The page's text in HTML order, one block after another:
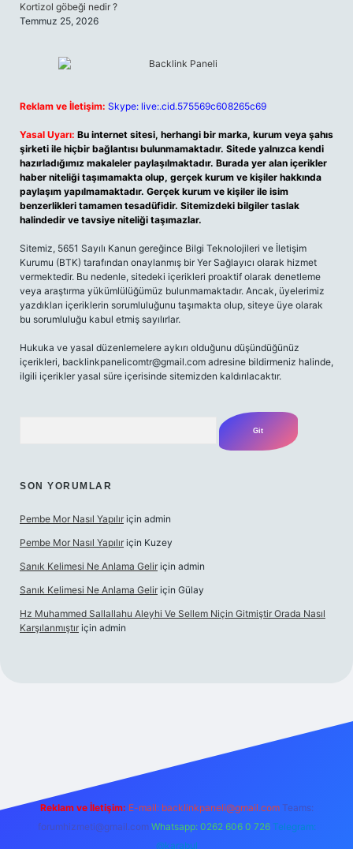
Kortizol göbeği nedir ?
Temmuz 25, 2026
Reklam ve İletişim: Skype: live:.cid.575569c608265c69
Yasal Uyarı: Bu internet sitesi, herhangi bir marka, kurum veya şahıs
şirketi ile hiçbir bağlantısı bulunmamaktadır. Sitede yalnızca kendi
hazırladığımız makaleler paylaşılmaktadır. Burada yer alan içerikler
haber niteliği taşımamakta olup, gerçek kurum ve kişiler hakkında
paylaşım yapılmamaktadır. Gerçek kurum ve kişiler ile isim
benzerlikleri tamamen tesadüfidir. Sitemizdeki bilgiler taslak
halindedir ve tavsiye niteliği taşımazlar.
Sitemiz, 5651 Sayılı Kanun gereğince Bilgi Teknolojileri ve İletişim
Kurumu (BTK) tarafından onaylanmış bir Yer Sağlayıcı olarak hizmet
vermektedir. Bu nedenle, sitedeki içerikleri proaktif olarak denetleme
veya araştırma yükümlülüğümüz bulunmamaktadır. Ancak, üyelerimiz
yazdıkları içeriklerin sorumluluğunu taşımakta olup, siteye üye olarak
bu sorumluluğu kabul etmiş sayılırlar.
Hukuka ve yasal düzenlemelere aykırı olduğunu düşündüğünüz
içerikleri, backlinkpanelicomtr@gmail.com adresine bildirmeniz halinde,
ilgili içerikler yasal süre içerisinde sitemizden kaldırılacaktır.
SON YORUMLAR
Pembe Mor Nasıl Yapılır için admin
Pembe Mor Nasıl Yapılır için Kuzey
Sanık Kelimesi Ne Anlama Gelir için admin
Sanık Kelimesi Ne Anlama Gelir için Gülay
Hz Muhammed Sallallahu Aleyhi Ve Sellem Niçin Gitmiştir Orada Nasıl
Karşılanmıştır için admin
Reklam ve İletişim: E-mail: backlinkpaneli@gmail.com Teams:
forumhizmeti@gmail.com Whatsapp: 0262 606 0 726 Telegram:
@karabul